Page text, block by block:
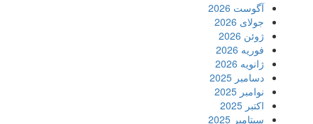
آگوست 2026
جولای 2026
ژوئن 2026
فوریه 2026
ژانویه 2026
دسامبر 2025
نوامبر 2025
اکتبر 2025
سپتامبر 2025